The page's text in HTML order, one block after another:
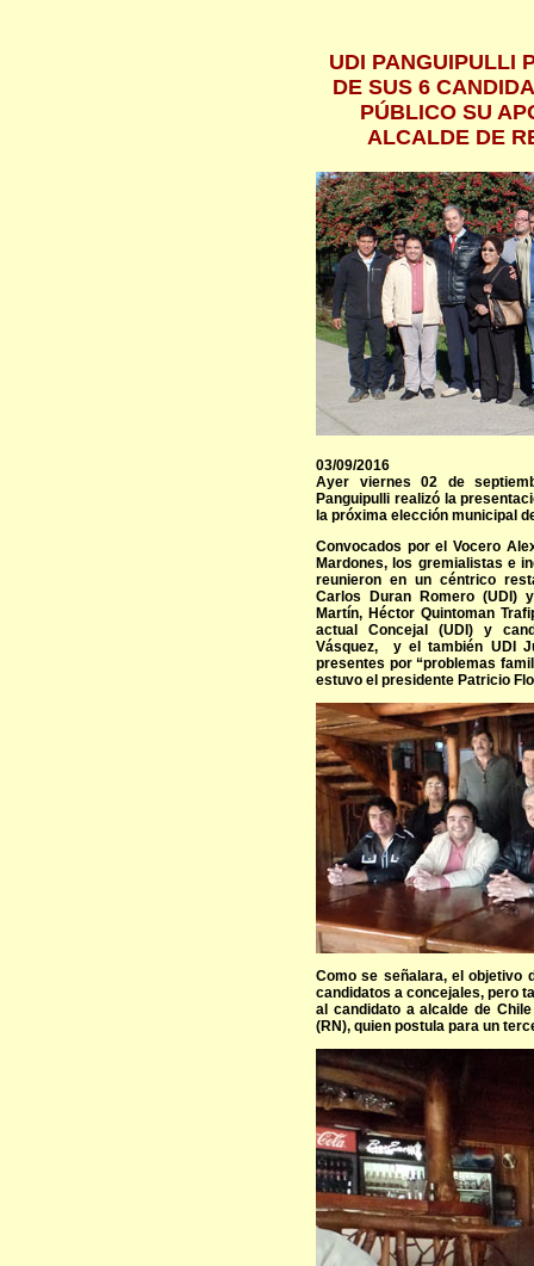
UDI PANGUIPULLI
DE SUS 6
PÚBLICO SU
ALCALDE DE
03/09/2016
Ayer viernes 02 de
Panguipulli realizó la
la próxima elección municipal
Convocados por el Vocero
Mardones, los gremialistas e
reunieron en un céntrico
Carlos Duran Romero (UDI)
Martín, Héctor Quintoman
actual Concejal (UDI) y
Vásquez, y el también UDI
presentes por “problemas
estuvo el presidente Patricio
Como se señalara, el objetivo
candidatos a concejales, pero
al candidato a alcalde de
(RN), quien postula para un